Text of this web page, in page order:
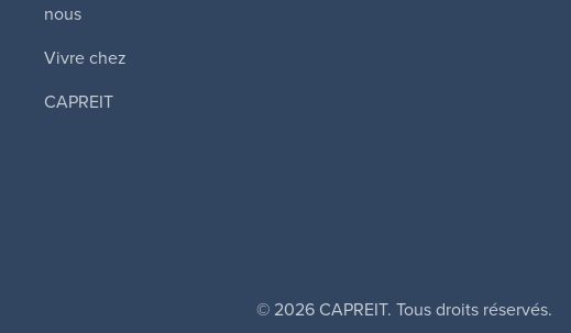
nous
Vivre chez
CAPREIT
© 2026 CAPREIT. Tous droits réservés.